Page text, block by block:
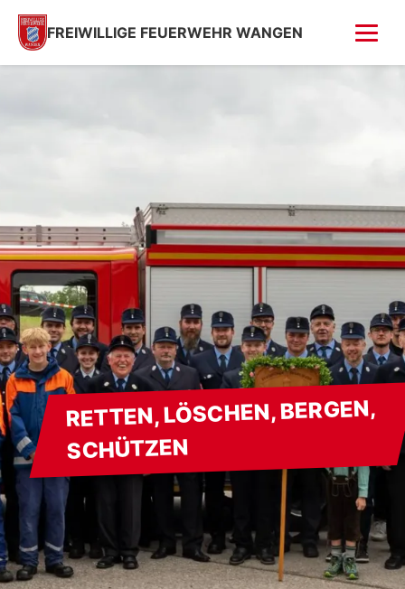
FREIWILLIGE FEUERWEHR WANGEN
Feuer in Villa (Kempfenhausen)
Moosbrand
GESCHICHTE
SPENDEN
RETTEN, LÖSCHEN, BERGEN,
SCHÜTZEN